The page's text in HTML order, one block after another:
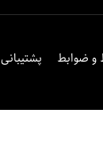
و ضوابط پشتیبانی